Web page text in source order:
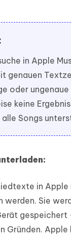
in Apple
genauen
oder
keine
Songs
in Apple
werden. Sie
gespeichert
Gründen.